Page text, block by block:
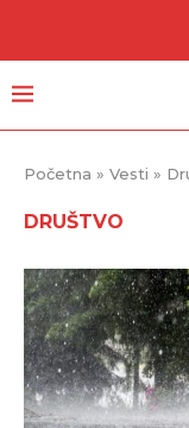
Početna » Vesti »
DRUŠTVO